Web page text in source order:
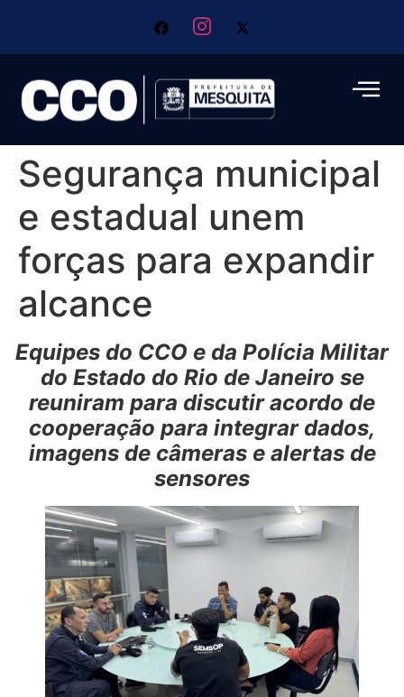
Segurança municipal
e estadual unem
forças para expandir
alcance
Equipes do CCO e da Polícia Militar
do Estado do Rio de Janeiro se
reuniram para discutir acordo de
cooperação para integrar dados,
imagens de câmeras e alertas de
sensores